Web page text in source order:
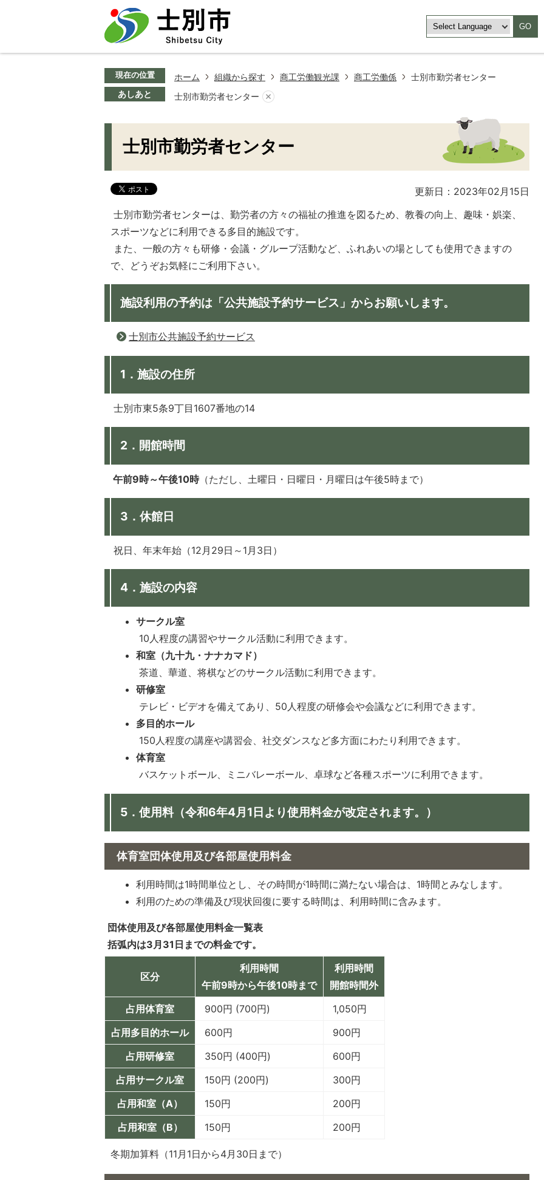
GO
現在の位置 ホーム 組織から探す 商工労働観光課 商工労働係 士別市勤労者センター
あしあと 士別市勤労者センター
士別市勤労者センター
更新日：2023年02月15日
士別市勤労者センターは、勤労者の方々の福祉の推進を図るため、教養の向上、趣味・娯楽、
スポーツなどに利用できる多目的施設です。
また、一般の方々も研修・会議・グループ活動など、ふれあいの場としても使用できますの
で、どうぞお気軽にご利用下さい。
施設利用の予約は「公共施設予約サービス」からお願いします。
士別市公共施設予約サービス
1．施設の住所
士別市東5条9丁目1607番地の14
2．開館時間
午前9時～午後10時（ただし、土曜日・日曜日・月曜日は午後5時まで）
3．休館日
祝日、年末年始（12月29日～1月3日）
4．施設の内容
サークル室
10人程度の講習やサークル活動に利用できます。
和室（九十九・ナナカマド）
茶道、華道、将棋などのサークル活動に利用できます。
研修室
テレビ・ビデオを備えてあり、50人程度の研修会や会議などに利用できます。
多目的ホール
150人程度の講座や講習会、社交ダンスなど多方面にわたり利用できます。
体育室
バスケットボール、ミニバレーボール、卓球など各種スポーツに利用できます。
5．使用料（令和6年4月1日より使用料金が改定されます。）
体育室団体使用及び各部屋使用料金
利用時間は1時間単位とし、その時間が1時間に満たない場合は、1時間とみなします。
利用のための準備及び現状回復に要する時間は、利用時間に含みます。
団体使用及び各部屋使用料金一覧表
括弧内は3月31日までの料金です。
区分
利用時間
午前9時から午後10時まで
利用時間
開館時間外
占用体育室
900円 (700円)
1,050円
占用多目的ホール
600円
900円
占用研修室
350円 (400円)
600円
占用サークル室
150円 (200円)
300円
占用和室（A）
150円
200円
占用和室（B）
150円 200円
冬期加算料（11月1日から4月30日まで）